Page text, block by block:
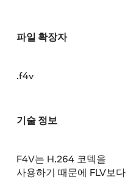
파일 확장자
.f4v
기술 정보
F4V는 H.264 코덱을
사용하기 때문에 FLV보다